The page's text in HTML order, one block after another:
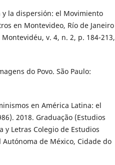
y la dispersión: el Movimiento
en Montevideo, Río de Janeiro
v. 4, n. 2, p. 184-213,
do Povo. São Paulo:
en América Latina: el
2018. Graduação (Estudios
y Letras Colegio de Estudios
de México, Cidade do